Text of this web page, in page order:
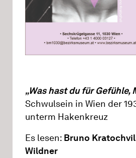
„Was hast du für Gefühle,
Schwulsein in Wien der
unterm Hakenkreuz
Es lesen: Bruno Kratochvil
Wildner